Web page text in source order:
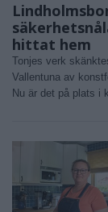
hittat hem
Tonjes verk
Vallentuna av
Nu är det på plats i